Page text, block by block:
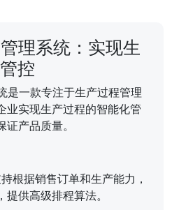
理系统：实现生
控
是一款专注于生产过程管理
业实现生产过程的智能化管
产品质量。
根据销售订单和生产能力，
供高级排程算法。